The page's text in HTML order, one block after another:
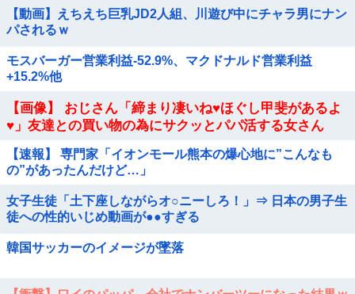
【動画】えちえち巨乳JD2人組、川遊び中にチャラ男にナン
パされるｗ
モスバーガー営業利益-52.9%、マクドナルド営業利益
+15.2%他
【画像】 おじさん「締まり凄いね♥ほぐし甲斐があるよ
♥」友達との買い物の為にサクッとパパ活する女さん
【速報】 専門家「イオンモール熊本の爆心地に”こんなも
の”があったんだけど…」
女子生徒「土下座しながらオ○ニーしろ！」⇒ 日本の男子生
徒への性的いじめ動画が●●すぎる
韓国サッカーのイメージが墜落